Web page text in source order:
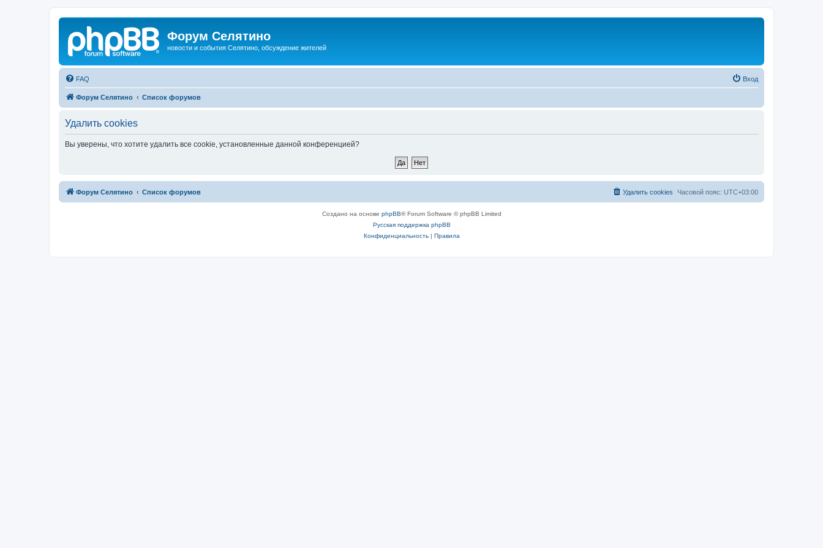
Форум Селятино
новости и события Селятино, обсуждение жителей
FAQ Вход
Форум Селятино Список форумов
Удалить cookies
Вы уверены, что хотите удалить все cookie, установленные данной конференцией?
Форум Селятино Список форумов Часовой пояс: UTC+03:00
Удалить cookies
Создано на основе phpBB® Forum Software © phpBB Limited
Русская поддержка phpBB
Конфиденциальность| Правила